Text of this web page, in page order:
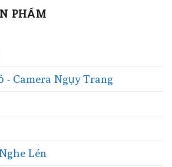
PHẨM
- Camera Ngụy Trang
Lén